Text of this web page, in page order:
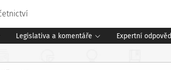
Legislativa a komentáře Expertní